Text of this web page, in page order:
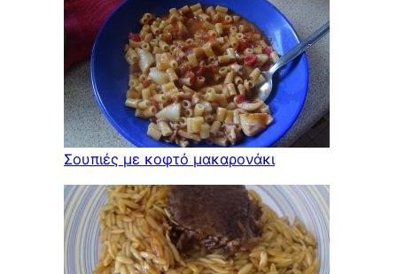
Σουπιές με κοφτό μακαρονάκι